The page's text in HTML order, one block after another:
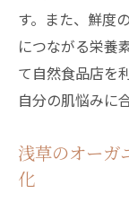
び方
浅草自
ト
蔵前オ
自然食品
す。また、鮮度
につながる栄養
て自然食品店を
自分の肌悩みに
浅草のオーガ
化